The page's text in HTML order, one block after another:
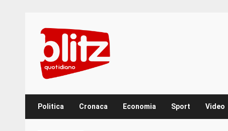
content
Politica Cronaca Economia Sport Video